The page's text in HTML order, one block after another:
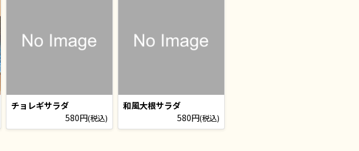
チョレギサラダ
580円(税込)
和風大根サラダ
580円(税込)